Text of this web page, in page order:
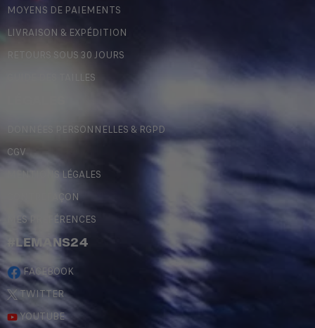
MOYENS DE PAIEMENTS
LIVRAISON & EXPÉDITION
RETOURS SOUS 30 JOURS
GUIDE DES TAILLES
DONNÉES PERSONNELLES & RGPD
CGV
MENTIONS LÉGALES
CONTREFAÇON
MES PRÉFÉRENCES
#LEMANS24
FACEBOOK
TWITTER
YOUTUBE